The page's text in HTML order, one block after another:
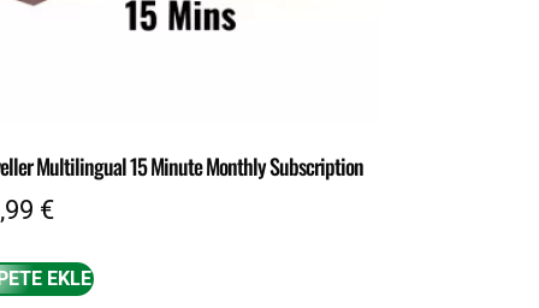
Multilingual 15 Minute Monthly Subscription
€
EKLE